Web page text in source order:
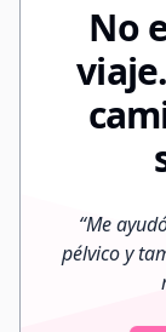
No
“Me
pélvico y